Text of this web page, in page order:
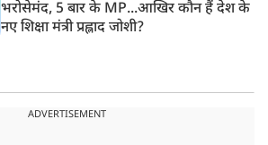
भरोसेमंद, 5 बार के MP...आखिर कौन हैं देश के
नए शिक्षा मंत्री प्रह्लाद जोशी?
ADVERTISEMENT